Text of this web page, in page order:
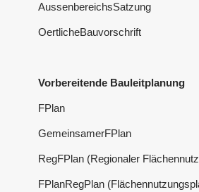
AussenbereichsSatzung
OertlicheBauvorschrift
Vorbereitende Bauleitplanung
FPlan
GemeinsamerFPlan
RegFPlan (Regionaler
FPlanRegPlan